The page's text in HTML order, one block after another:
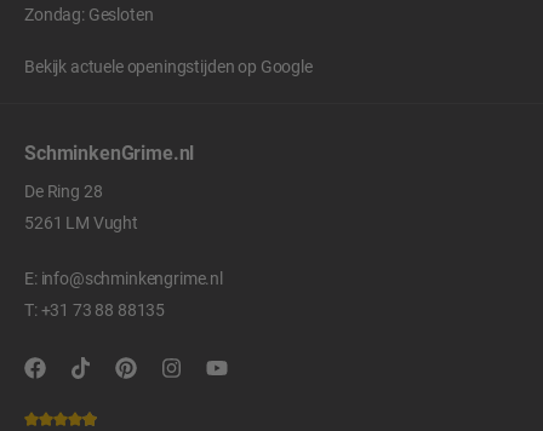
Zondag: Gesloten
Bekijk actuele openingstijden op Google
SchminkenGrime.nl
De Ring 28
5261 LM Vught
E: info@schminkengrime.nl
T:+31 73 88 88135